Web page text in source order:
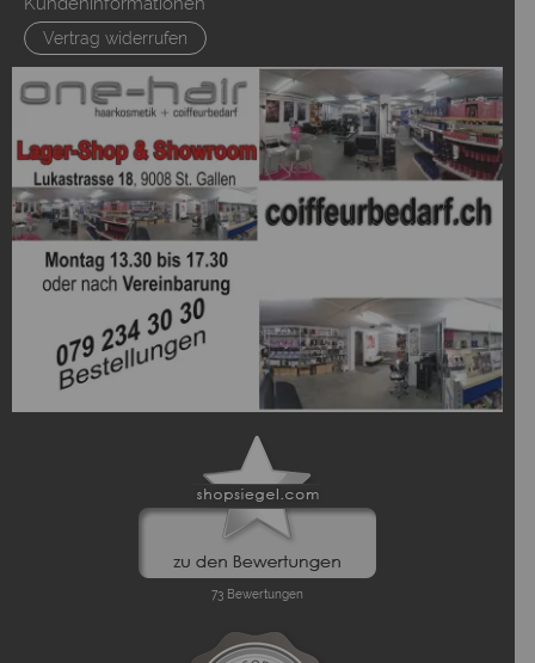
Vertrag widerrufen